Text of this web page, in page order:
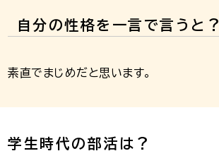
自分の性格を一言で言うと？
素直でまじめだと思います。
学生時代の部活は？